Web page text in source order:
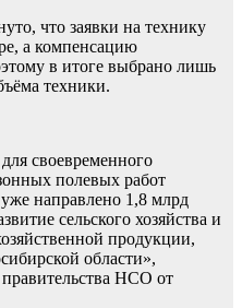
что заявки на технику
а компенсацию
в итоге выбрано лишь
техники.
своевременного
полевых работ
уже направлено 1,8 млрд
сельского хозяйства и
продукции,
области»,
НСО от